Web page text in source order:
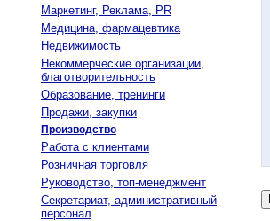
Маркетинг, Реклама, PR
Медицина, фармацевтика
Недвижимость
Некоммерческие организации,
благотворительность
Образование, тренинги
Продажи, закупки
Производство
Работа с клиентами
Розничная торговля
Руководство, топ-менеджмент
Секретариат, административный
персонал